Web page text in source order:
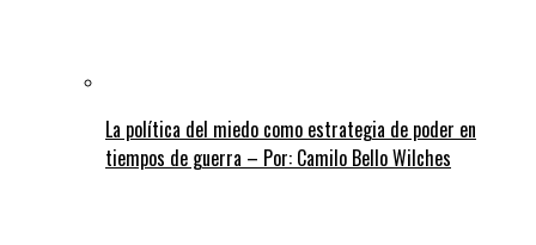
La política del miedo como estrategia de poder en
tiempos de guerra – Por: Camilo Bello Wilches